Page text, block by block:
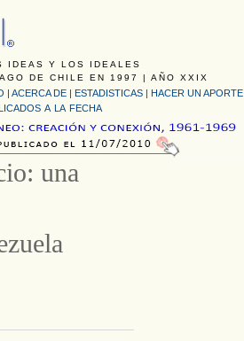
IDEAS Y LOS IDEALES
DE CHILE EN 1997 | AÑO XXIX
| ACERCA DE | ESTADISTICAS | HACER UN APORTE
A LA FECHA
una